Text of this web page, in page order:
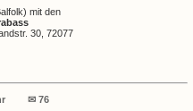
mit den
30, 72077
✉ 76